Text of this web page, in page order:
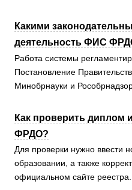
Какими
деятельность ФИС
Работа системы
Постановление
Минобрнауки и
Как проверить диплом
ФРДО?
Для проверки нужно ввести
образовании, а также
официальном сайте реестра.